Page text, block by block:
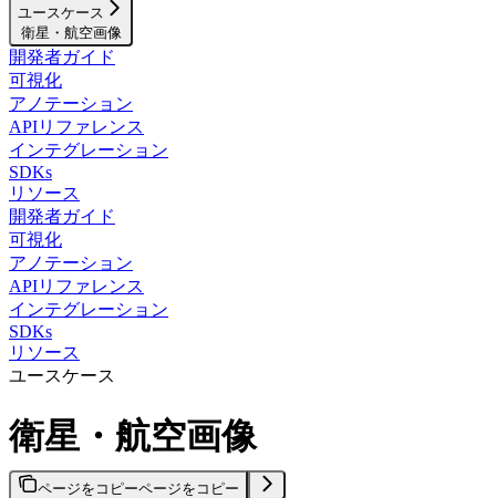
ユースケース
衛星・航空画像
開発者ガイド
可視化
アノテーション
APIリファレンス
インテグレーション
SDKs
リソース
開発者ガイド
可視化
アノテーション
APIリファレンス
インテグレーション
SDKs
リソース
ユースケース
衛星・航空画像
ページをコピーページをコピー